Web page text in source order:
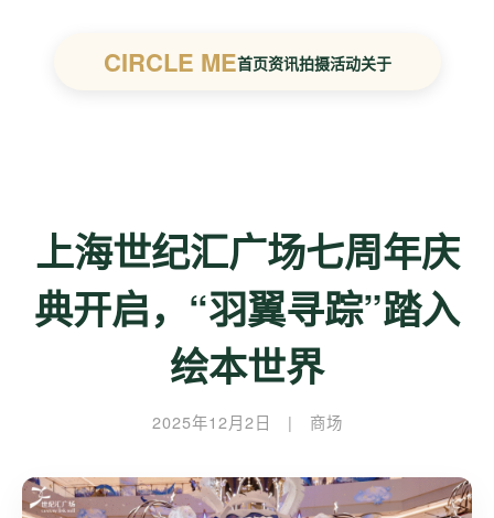
CIRCLE ME首页资讯拍摄活动关于
上海世纪汇广场七周年庆
典开启，“羽翼寻踪”踏入
绘本世界
2025年12月2日 | 商场